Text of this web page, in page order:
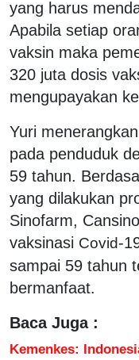
yang harus
Apabila setiap
vaksin maka
320 juta dosis
mengupayakan
Yuri
pada penduduk
59 tahun.
yang dilakukan
Sinofarm,
vaksinasi Covid-
sampai 59 tahun
bermanfaat.
Baca Juga :
Kemenkes: